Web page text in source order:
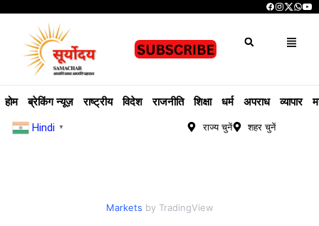
होम ब्रेकिंग न्यूज़ राष्ट्रीय विदेश राजनीति शिक्षा धर्म अपराध व्यापार
Hindi ▼ राज्य चुनें शहर चुनें
Markets by TradingView